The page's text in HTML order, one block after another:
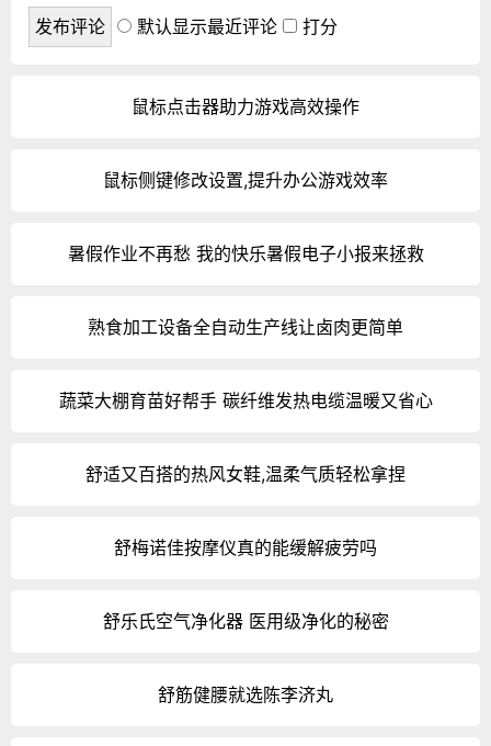
默认显示最近评论 打分
鼠标点击器助力游戏高效操作
鼠标侧键修改设置,提升办公游戏效率
暑假作业不再愁 我的快乐暑假电子小报来拯救
熟食加工设备全自动生产线让卤肉更简单
蔬菜大棚育苗好帮手 碳纤维发热电缆温暖又省心
舒适又百搭的热风女鞋,温柔气质轻松拿捏
舒梅诺佳按摩仪真的能缓解疲劳吗
舒乐氏空气净化器 医用级净化的秘密
舒筋健腰就选陈李济丸